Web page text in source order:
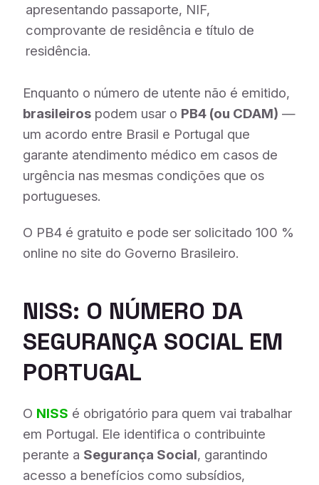
apresentando passaporte, NIF,
comprovante de residência e título de
residência.
Enquanto o número de utente não é emitido,
brasileiros podem usar o PB4 (ou CDAM) —
um acordo entre Brasil e Portugal que
garante atendimento médico em casos de
urgência nas mesmas condições que os
portugueses.
O PB4 é gratuito e pode ser solicitado 100 %
online no site do Governo Brasileiro.
NISS: O NÚMERO DA
SEGURANÇA SOCIAL EM
PORTUGAL
O NISS é obrigatório para quem vai trabalhar
em Portugal. Ele identifica o contribuinte
perante a Segurança Social, garantindo
acesso a benefícios como subsídios,